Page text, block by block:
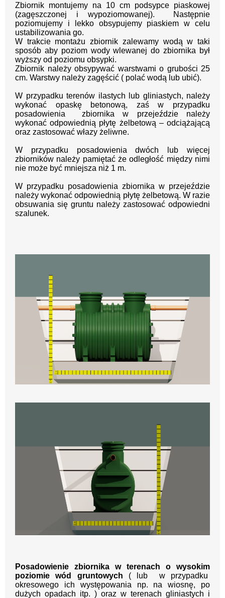
Zbiornik montujemy na 10 cm podsypce piaskowej
(zagęszczonej i wypoziomowanej). Następnie
poziomujemy i lekko obsypujemy piaskiem w celu
ustabilizowania go.
W trakcie montażu zbiornik zalewamy wodą w taki
sposób aby poziom wody wlewanej do zbiornika był
wyższy od poziomu obsypki.
Zbiornik należy obsypywać warstwami o grubości 25
cm. Warstwy należy zagęścić ( polać wodą lub ubić).
W przypadku terenów ilastych lub gliniastych, należy
wykonać opaskę betonową, zaś w przypadku
posadowienia zbiornika w przejeździe należy
wykonać odpowiednią płytę żelbetową – odciążającą
oraz zastosować włazy żeliwne.
W przypadku posadowienia dwóch lub więcej
zbiorników należy pamiętać że odległość między nimi
nie może być mniejsza niż 1 m.
W przypadku posadowienia zbiornika w przejeździe
należy wykonać odpowiednią płytę żelbetową. W razie
obsuwania się gruntu należy zastosować odpowiedni
szalunek.
Posadowienie zbiornika w terenach o wysokim
poziomie wód gruntowych ( lub w przypadku
okresowego ich występowania np. na wiosnę, po
dużych opadach itp. ) oraz w terenach gliniastych i